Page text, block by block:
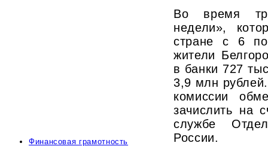
Финансовая грамотность
Во время
недели»,
стране с 6
жители
в банки 727
3,9 млн
комиссии
зачислить на
службе
России.